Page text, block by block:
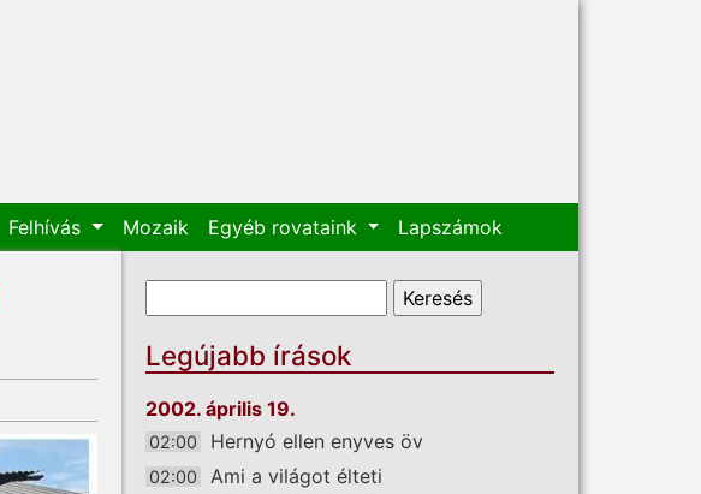
Felhívás Mozaik Egyéb rovataink Lapszámok
Keresés űrlap
Legújabb írások
2002. április 19.
02:00 Hernyó ellen enyves öv
02:00 Ami a világot élteti